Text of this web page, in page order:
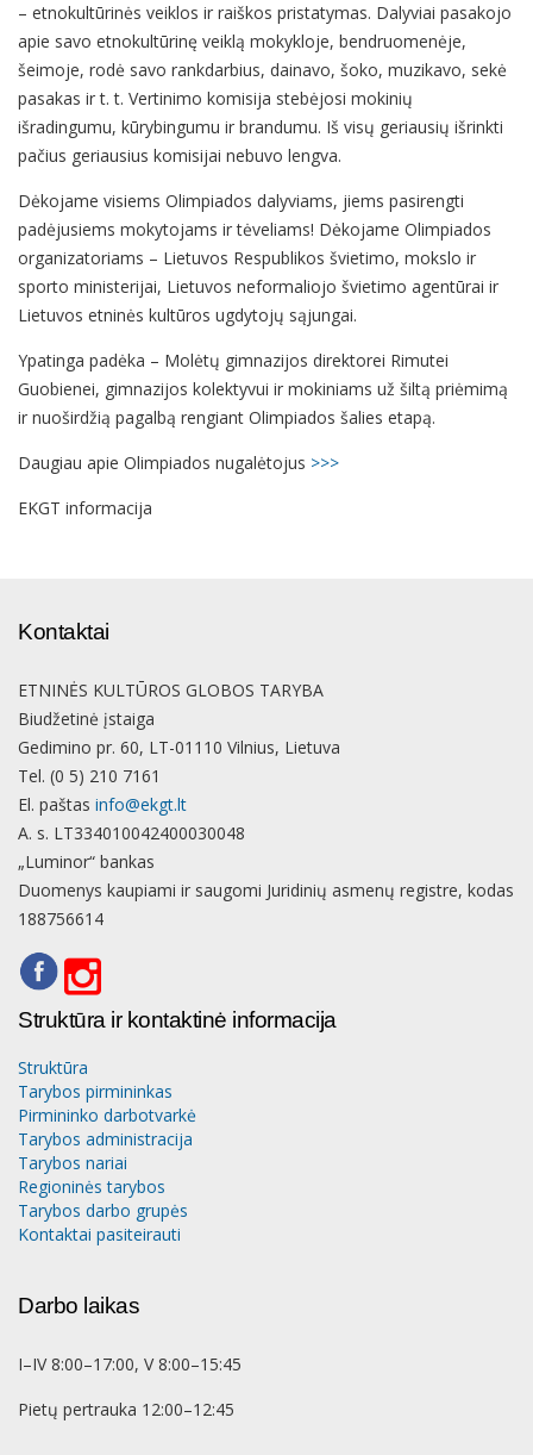
– etnokultūrinės veiklos ir raiškos pristatymas. Dalyviai pasakojo
apie savo etnokultūrinę veiklą mokykloje, bendruomenėje,
šeimoje, rodė savo rankdarbius, dainavo, šoko, muzikavo, sekė
pasakas ir t. t. Vertinimo komisija stebėjosi mokinių
išradingumu, kūrybingumu ir brandumu. Iš visų geriausių išrinkti
pačius geriausius komisijai nebuvo lengva.
Dėkojame visiems Olimpiados dalyviams, jiems pasirengti
padėjusiems mokytojams ir tėveliams! Dėkojame Olimpiados
organizatoriams – Lietuvos Respublikos švietimo, mokslo ir
sporto ministerijai, Lietuvos neformaliojo švietimo agentūrai ir
Lietuvos etninės kultūros ugdytojų sąjungai.
Ypatinga padėka – Molėtų gimnazijos direktorei Rimutei
Guobienei, gimnazijos kolektyvui ir mokiniams už šiltą priėmimą
ir nuoširdžią pagalbą rengiant Olimpiados šalies etapą.
Daugiau apie Olimpiados nugalėtojus >>>
EKGT informacija
Kontaktai
ETNINĖS KULTŪROS GLOBOS TARYBA
Biudžetinė įstaiga
Gedimino pr. 60, LT-01110 Vilnius, Lietuva
Tel. (0 5) 210 7161
El. paštas info@ekgt.lt
A. s. LT334010042400030048
„Luminor“ bankas
Duomenys kaupiami ir saugomi Juridinių asmenų registre, kodas
188756614
Struktūra ir kontaktinė informacija
Struktūra
Tarybos pirmininkas
Pirmininko darbotvarkė
Tarybos administracija
Tarybos nariai
Regioninės tarybos
Tarybos darbo grupės
Kontaktai pasiteirauti
Darbo laikas
I–IV 8:00–17:00, V 8:00–15:45
Pietų pertrauka 12:00–12:45